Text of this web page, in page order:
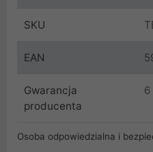
SKU
EAN
Gwarancja
producenta
6
Osoba odpowiedzialna i